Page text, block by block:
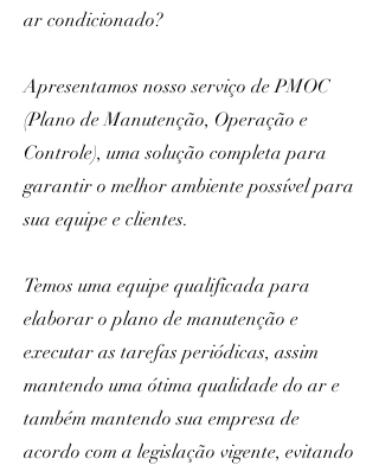
ar condicionado?
Apresentamos nosso serviço de PMOC
(Plano de Manutenção, Operação e
Controle), uma solução completa para
garantir o melhor ambiente possível para
sua equipe e clientes.
Temos uma equipe qualificada para
elaborar o plano de manutenção e
executar as tarefas periódicas, assim
mantendo uma ótima qualidade do ar e
também mantendo sua empresa de
acordo com a legislação vigente, evitando